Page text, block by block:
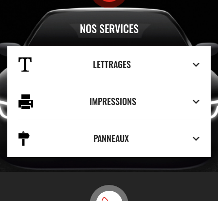
NOS SERVICES
LETTRAGES
IMPRESSIONS
PANNEAUX